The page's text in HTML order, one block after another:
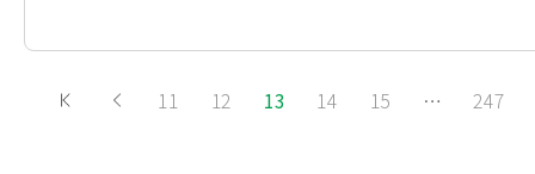
11 12 13 14 15 … 247